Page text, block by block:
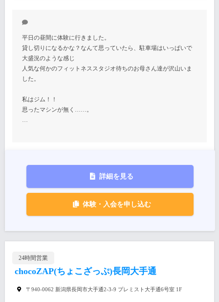
平日の昼間に体験に行きました。
貸し切りになるかな？なんて思っていたら、駐車場はいっぱいで
大盛況のような感じ
人気な何かのフィットネススタジオ待ちのお母さん達が沢山いま
した。
私はジム！！
思ったマシンが無く……。
詳細を見る
体験・入会を申し込む
24時間営業
chocoZAP(ちょこざっぷ)長岡大手通
〒940-0062 新潟県長岡市大手通2-3-9 プレミスト大手通6号室 1F